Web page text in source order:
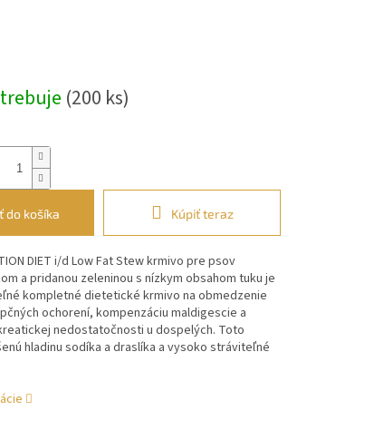
(200 ks)
do košíka Kúpiť teraz
DIET i/d Low Fat Stew krmivo pre psov
a pridanou zeleninou s nízkym obsahom tuku je
kompletné dietetické krmivo na obmedzenie
ochorení, kompenzáciu maldigescie a
nedostatočnosti u dospelých. Toto
hladinu sodíka a draslíka a vysoko stráviteľné